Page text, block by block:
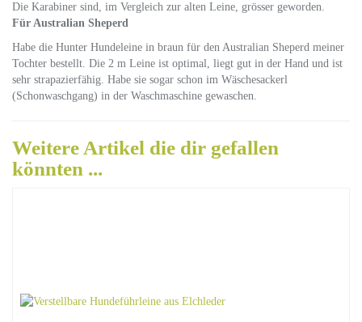
Die Karabiner sind, im Vergleich zur alten Leine, grösser geworden.
Für Australian Sheperd
Habe die Hunter Hundeleine in braun für den Australian Sheperd meiner
Tochter bestellt. Die 2 m Leine ist optimal, liegt gut in der Hand und ist
sehr strapazierfähig. Habe sie sogar schon im Wäschesackerl
(Schonwaschgang) in der Waschmaschine gewaschen.
Weitere Artikel die dir gefallen
könnten ...